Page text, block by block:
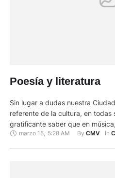
Poesía y literatura
Sin lugar a dudas nuestra
referente de la cultura, en todas
gratificante saber que en
urbe en particular, vive una
marzo 15 5:28 AM By CMV In